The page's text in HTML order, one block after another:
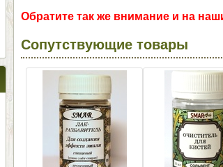
Обратите так же внимание и на
Сопутствующие товары